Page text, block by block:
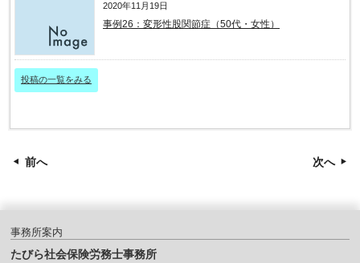
2020年11月19日
事例26：変形性股関節症（50代・女性）
投稿の一覧をみる
前へ 次へ
事務所案内
たびら社会保険労務士事務所